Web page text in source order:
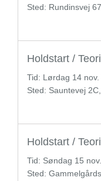
Sted: Rundinsvej
Holdstart /
Tid: Lørdag 14
Sted: Sauntevej
Holdstart /
Tid: Søndag 15
Sted: